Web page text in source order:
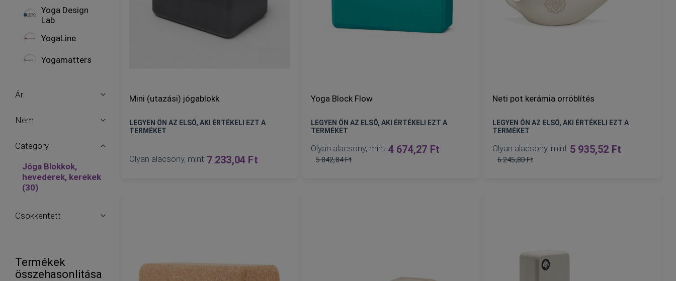
Mini (utazási) jógablokk
LEGYEN ÖN AZ ELSŐ, AKI ÉRTÉKELI EZT A
TERMÉKET
Olyan alacsony, mint 7 233,04 Ft
Yoga Block Flow
LEGYEN ÖN AZ ELSŐ, AKI ÉRTÉKELI EZT A
TERMÉKET
Olyan alacsony, mint 4 674,27 Ft
5 842,84 Ft
Neti pot kerámia orröblítés
LEGYEN ÖN AZ ELSŐ, AKI ÉRTÉKELI EZT A
TERMÉKET
Olyan alacsony, mint 5 935,52 Ft
6 245,80 Ft
Yoga Design
Lab
YogaLine
Yogamatters
Ár
Nem
Category
Jóga Blokkok,
hevederek, kerekek
30
tételeket
Csökkentett
Termékek
összehasonlitása